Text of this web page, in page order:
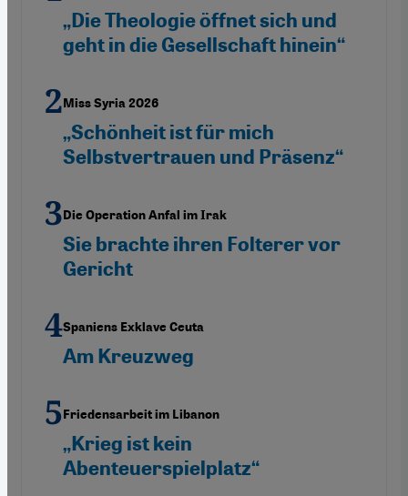
„Die Theologie öffnet sich und
geht in die Gesellschaft hinein“
Miss Syria 2026
„Schönheit ist für mich
Selbstvertrauen und Präsenz“
Die Operation Anfal im Irak
Sie brachte ihren Folterer vor
Gericht
Spaniens Exklave Ceuta
Am Kreuzweg
Friedensarbeit im Libanon
„Krieg ist kein
Abenteuerspielplatz“